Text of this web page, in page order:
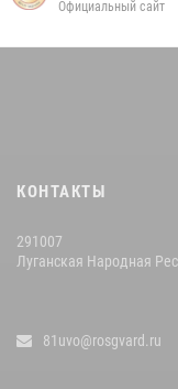
Официальный сайт
КОНТАКТЫ
291007
Луганская Народная
81uvo@rosgvard.ru